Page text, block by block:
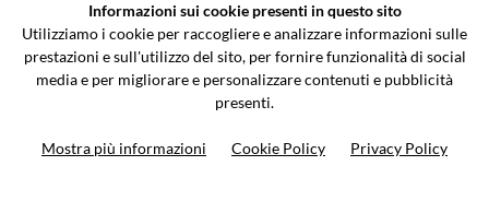
Via Galileo Galilei 5 | Verano Brianza (MB) 20843 | ITALY
0362-805407-info@valtermoto.com
Informazioni sui cookie presenti in questo sito
Utilizziamo i cookie per raccogliere e analizzare informazioni sulle
prestazioni e sull'utilizzo del sito, per fornire funzionalità di social
media e per migliorare e personalizzare contenuti e pubblicità
presenti.
Mostra più informazioni Cookie Policy Privacy Policy